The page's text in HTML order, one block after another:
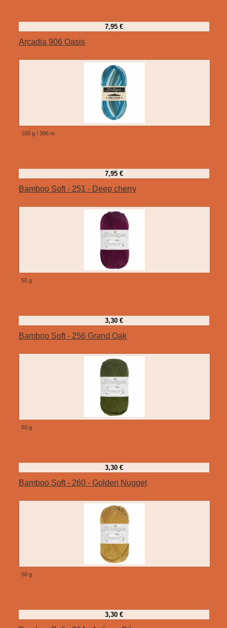
7,95 €
Arcadia 906 Oasis
100 g / 396 m
7,95 €
Bamboo Soft - 251 - Deep cherry
50 g
3,30 €
Bamboo Soft - 256 Grand Oak
50 g
3,30 €
Bamboo Soft - 260 - Golden Nugget
50 g
3,30 €